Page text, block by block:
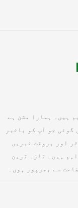
ہیں۔ ہمارا مشن ہے
گوئی جو آپ کو باخبر
اور بروقت خبریں
ہیں۔ تازہ ترین
سے بھرپور ہوں۔